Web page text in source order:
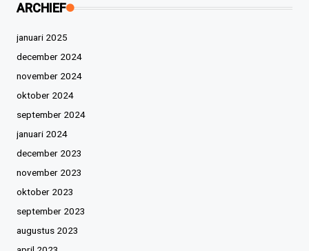
ARCHIEF
januari 2025
december 2024
november 2024
oktober 2024
september 2024
januari 2024
december 2023
november 2023
oktober 2023
september 2023
augustus 2023